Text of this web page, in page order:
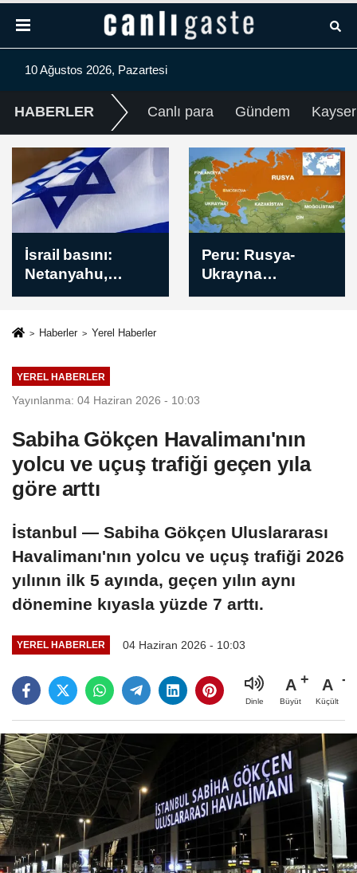
10 Ağustos 2026, Pazartesi
HABERLER Canlı para Gündem
Peru: Rusya-
Ukrayna
Savaşı'nda 11
öldü
İsrail'in Gazze
Şeridi'ne
düzenlediği
Haberler Yerel Haberler
YEREL HABERLER
Yayınlanma: 04 Haziran 2026 - 10:03
Sabiha Gökçen Havalimanı'nın
yolcu ve uçuş trafiği geçen yıla
göre arttı
İstanbul — Sabiha Gökçen Uluslararası
Havalimanı'nın yolcu ve uçuş trafiği 2026
yılının ilk 5 ayında, geçen yılın aynı
dönemine kıyasla yüzde 7 arttı.
YEREL HABERLER 04 Haziran 2026 - 10:03
Dinle
A
Büyüt
A
Küçült